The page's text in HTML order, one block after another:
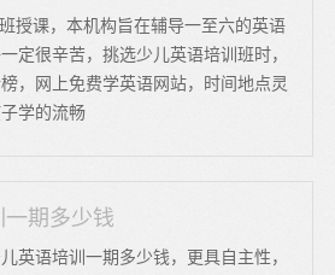
授课，本机构旨在辅导一至六的英语
定很辛苦，挑选少儿英语培训班时，
，网上免费学英语网站，时间地点灵
学的流畅
期多少钱
英语培训一期多少钱，更具自主性，